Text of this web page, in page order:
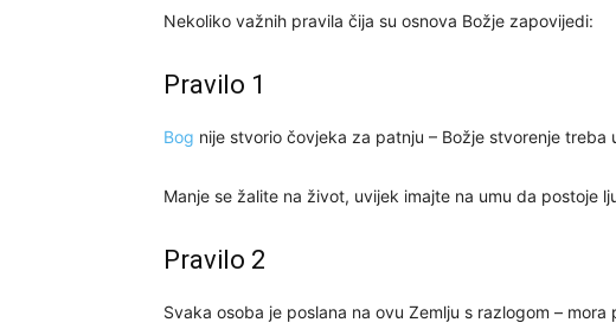
Nekoliko važnih pravila čija su osnova Božje zapovijedi:
Pravilo 1
Bog nije stvorio čovjeka za patnju – Božje stvorenje
Manje se žalite na život, uvijek imajte na umu da postoje
Pravilo 2
Svaka osoba je poslana na ovu Zemlju s razlogom –